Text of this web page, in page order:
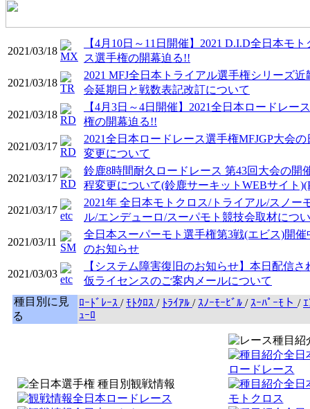
2021/03/18
【4月10日～11日開催】2021 D.I.D全日本モト
ス選手権の開幕迫る!!
2021/03/18
2021 MFJ全日本トライアル選手権シリーズ近
会延期日と戦数表記改訂について
2021/03/18
【4月3日～4日開催】2021全日本ロードレー
権の開幕迫る!!
2021/03/17
2021全日本ロードレース選手権MFJGP大会の
変更について
2021/03/17
鈴鹿8時間耐久ロードレース 第43回大会の開
程変更について(鈴鹿サーキットWEBサイト
2021/03/17
2021年 全日本モトクロス/トライアル/スノー
ル/エンデューロ/スーパモト競技会取材につ
2021/03/11
全日本スーパーモト選手権第3戦(エビス)開催
のお知らせ
2021/03/03
【システム障害復旧のお知らせ】本日配信さ
仮ライセンスのご案内メールについて
種目別に見
る
ﾛｰﾄﾞﾚｰｽ /ﾓﾄｸﾛｽ / ﾄﾗｲｱﾙ / ｽﾉｰﾓｰﾋﾞﾙ / ｽｰﾊﾟｰﾓト /
ｭｰﾛ